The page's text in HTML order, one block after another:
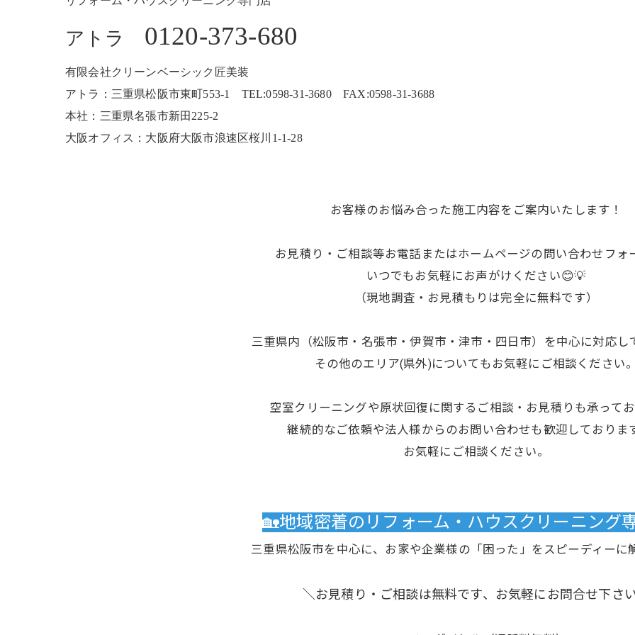
アトラ 0120-373-680
有限会社クリーンベーシック匠美装
アトラ：三重県松阪市東町553-1 TEL:0598-31-3680 FAX:0598-31-3688
本社：三重県名張市新田225-2
大阪オフィス：大阪府大阪市浪速区桜川1-1-28
お客様のお悩み合った施工内容をご案内いたします！
お見積り・ご相談等お電話またはホームページの問い合わせフォ
いつでもお気軽にお声がけください😊💡
（現地調査・お見積もりは完全に無料です）
三重県内（松阪市・名張市・伊賀市・津市・四日市）を中心に対応し
その他のエリア(県外)についてもお気軽にご相談ください
空室クリーニングや原状回復に関するご相談・お見積りも承って
継続的なご依頼や法人様からのお問い合わせも歓迎しておりま
お気軽にご相談ください。
🏡地域密着のリフォーム・ハウスクリーニング
三重県松阪市を中心に、お家や企業様の「困った」をスピーディーに
＼お見積り・ご相談は無料です、お気軽にお問合せ下さ